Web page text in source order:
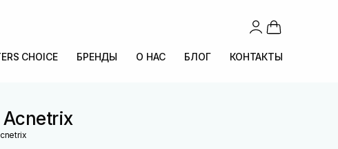
CHOICE БРЕНДЫ О НАС БЛОГ КОНТАКТЫ
Acnetrix